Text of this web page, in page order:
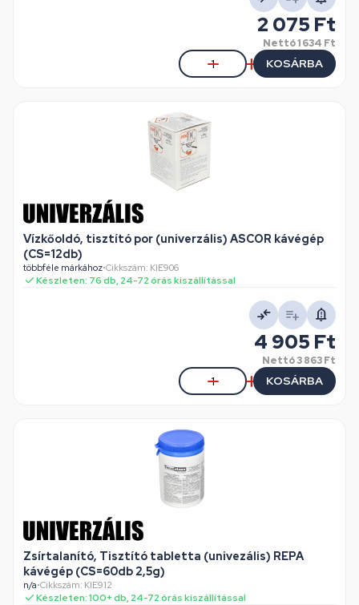
2 075 Ft
Nettó1 634 Ft
KOSÁRBA
Vízkőoldó, tisztító por (univerzális) ASCOR kávégép
(CS=12db)
többféle márkához•Cikkszám: KIE906
Készleten: 76 db, 24-72 órás kiszállítással
4 905 Ft
Nettó3 863 Ft
KOSÁRBA
Zsírtalanító, Tisztító tabletta (univezális) REPA
kávégép (CS=60db 2,5g)
n/a•Cikkszám: KIE912
Készleten: 100+ db, 24-72 órás kiszállítással